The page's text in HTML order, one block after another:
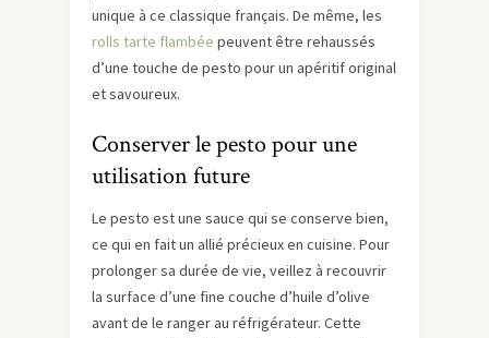
unique à ce classique français. De même, les
rolls tarte flambée peuvent être rehaussés
d’une touche de pesto pour un apéritif original
et savoureux.
Conserver le pesto pour une
utilisation future
Le pesto est une sauce qui se conserve bien,
ce qui en fait un allié précieux en cuisine. Pour
prolonger sa durée de vie, veillez à recouvrir
la surface d’une fine couche d’huile d’olive
avant de le ranger au réfrigérateur. Cette